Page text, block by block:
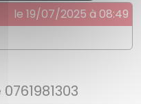
le 19/07/2025 à 08:49